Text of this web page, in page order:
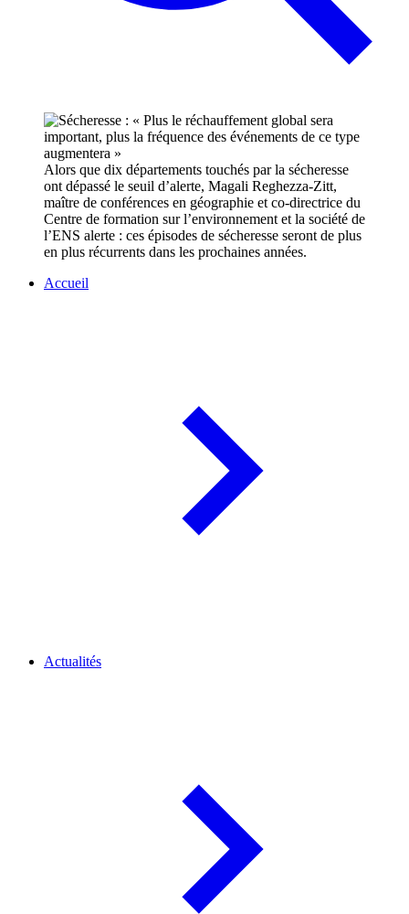
Alors que dix départements touchés par la sécheresse
ont dépassé le seuil d’alerte, Magali Reghezza-Zitt,
maître de conférences en géographie et co-directrice du
Centre de formation sur l’environnement et la société de
l’ENS alerte : ces épisodes de sécheresse seront de plus
en plus récurrents dans les prochaines années.
Accueil
Actualités